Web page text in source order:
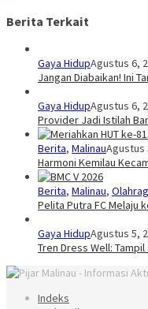
Berita Terkait
Gaya HidupAgustus 6,
Jangan Diabaikan! Ini
Gaya HidupAgustus 6,
Provider Jadi Istilah
Berita, MalinauAgustus
Harmoni Kemilau
Berita, Malinau,
Pelita Putra FC Melaju
Gaya HidupAgustus 5,
Tren Dress Well:
Indeks